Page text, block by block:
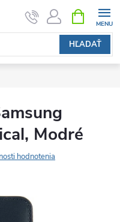
HĽADAŤ
KOŠÍK
Modré
hodnotenia